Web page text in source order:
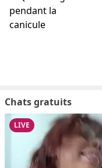
Chats gratuits